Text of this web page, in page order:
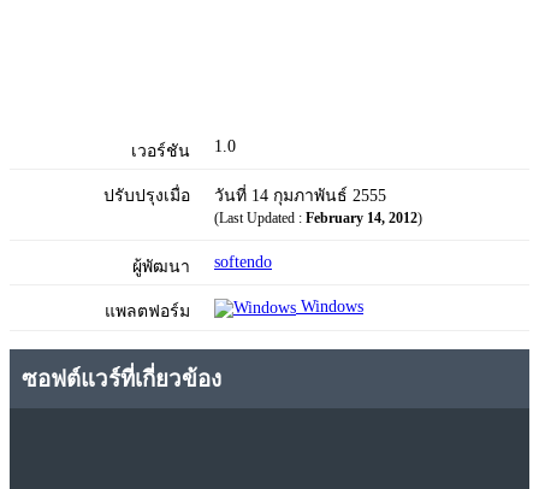
เวอร์ชัน 1.0
ปรับปรุงเมื่อ วันที่ 14 กุมภาพันธ์ 2555
(Last Updated : February 14, 2012)
ผู้พัฒนา softendo
แพลตฟอร์ม Windows
ซอฟต์แวร์ที่เกี่ยวข้อง